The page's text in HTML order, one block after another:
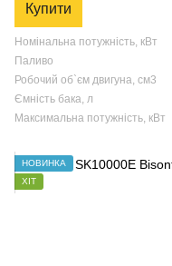
Купити
Номінальна потужність, кВт
Паливо
Робочий об`єм двигуна, см3
Ємність бака, л
Максимальна потужність, кВт
НОВИНКА
ХІТ